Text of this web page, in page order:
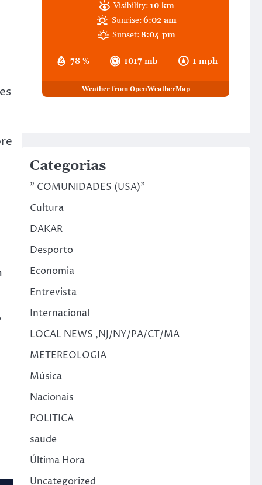
78 % 1017 mb 1 mph
Visibility: 10 km
Sunrise:6:02 am
Sunset:8:04 pm
Weather from OpenWeatherMap
Categorias
" COMUNIDADES (USA)"
Cultura
DAKAR
Desporto
Economia
Entrevista
Internacional
LOCAL NEWS ,NJ/NY/PA/CT/MA
METEREOLOGIA
Música
Nacionais
POLITICA
saude
Última Hora
Uncategorized